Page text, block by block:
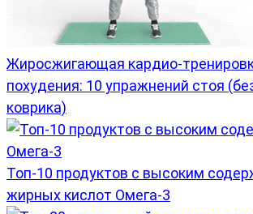
Жиросжигающая кардио-
похудения: 10 упражнений стоя
коврика)
Топ-10 продуктов с высоким
жирных кислот Омега-3